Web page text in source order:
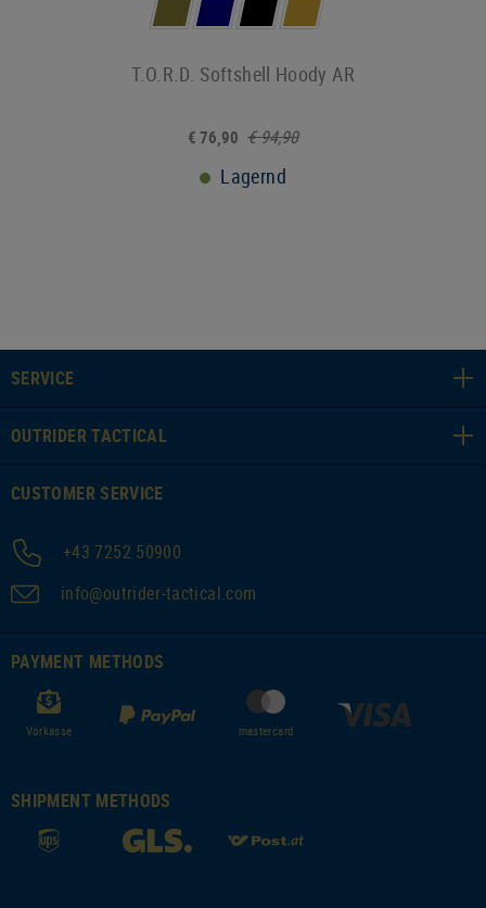
T.O.R.D. Softshell Hoody AR
€ 76,90 € 94,90
Lagernd
SERVICE
OUTRIDER TACTICAL
CUSTOMER SERVICE
+43 7252 50900
info@outrider-tactical.com
PAYMENT METHODS
Vorkasse mastercard
SHIPMENT METHODS